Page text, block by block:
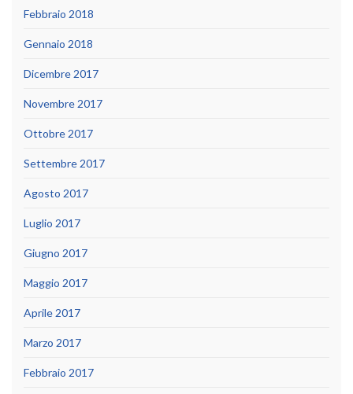
Febbraio 2018
Gennaio 2018
Dicembre 2017
Novembre 2017
Ottobre 2017
Settembre 2017
Agosto 2017
Luglio 2017
Giugno 2017
Maggio 2017
Aprile 2017
Marzo 2017
Febbraio 2017